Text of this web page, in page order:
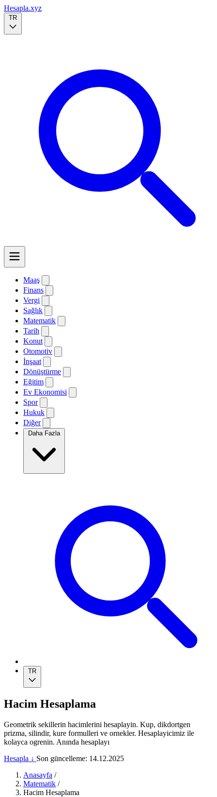
Hesapla.xyz
TR
Maaş
Finans
Vergi
Sağlık
Matematik
Tarih
Konut
Otomotiv
İnşaat
Dönüştürme
Eğitim
Ev Ekonomisi
Spor
Hukuk
Diğer
Daha Fazla
TR
Hacim Hesaplama
Geometrik sekillerin hacimlerini hesaplayin. Kup, dikdortgen
prizma, silindir, kure formulleri ve ornekler. Hesaplayicimiz ile
kolayca ogrenin. Anında hesaplayı
Hesapla ↓ Son güncelleme: 14.12.2025
Anasayfa /
Matematik /
Hacim Hesaplama